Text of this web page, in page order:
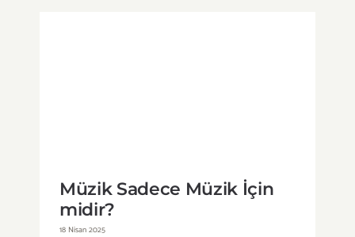
Müzik Sadece Müzik İçin
midir?
18 Nisan 2025